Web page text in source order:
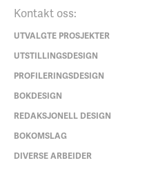
Kontakt oss:
UTVALGTE PROSJEKTER
UTSTILLINGSDESIGN
PROFILERINGSDESIGN
BOKDESIGN
REDAKSJONELL DESIGN
BOKOMSLAG
DIVERSE ARBEIDER